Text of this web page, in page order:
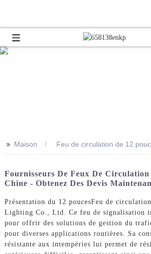
>> Maison Feu de circulation de 12
Fournisseurs De Feux De Circulation
Chine - Obtenez Des Devis
Présentation du 12 poucesFeu de circulation
Lighting Co., Ltd. Ce feu de signalisation
pour offrir des solutions de gestion du
pour diverses applications routières. Sa
résistante aux intempéries lui permet de